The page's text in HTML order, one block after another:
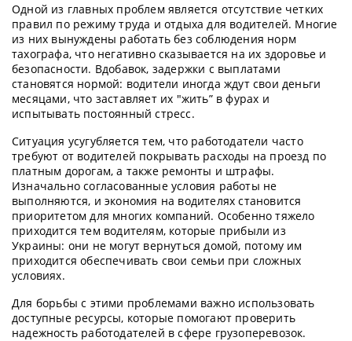
Одной из главных проблем является отсутствие четких
правил по режиму труда и отдыха для водителей. Многие
из них вынуждены работать без соблюдения норм
тахографа, что негативно сказывается на их здоровье и
безопасности. Вдобавок, задержки с выплатами
становятся нормой: водители иногда ждут свои деньги
месяцами, что заставляет их "жить” в фурах и
испытывать постоянный стресс.
Ситуация усугубляется тем, что работодатели часто
требуют от водителей покрывать расходы на проезд по
платным дорогам, а также ремонты и штрафы.
Изначально согласованные условия работы не
выполняются, и экономия на водителях становится
приоритетом для многих компаний. Особенно тяжело
приходится тем водителям, которые прибыли из
Украины: они не могут вернуться домой, потому им
приходится обеспечивать свои семьи при сложных
условиях.
Для борьбы с этими проблемами важно использовать
доступные ресурсы, которые помогают проверить
надежность работодателей в сфере грузоперевозок.